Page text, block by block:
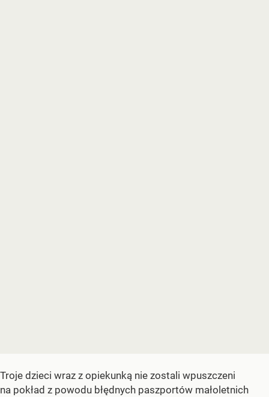
Troje dzieci wraz z opiekunką nie zostali wpuszczeni
na pokład z powodu błędnych paszportów małoletnich